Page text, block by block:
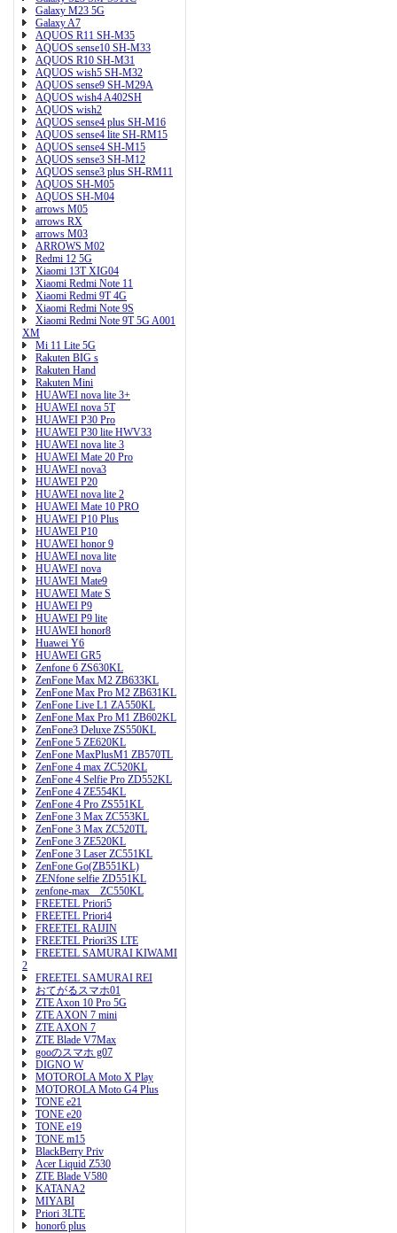
Galaxy M23 5G
Galaxy A7
AQUOS R11 SH-M35
AQUOS sense10 SH-M33
AQUOS R10 SH-M31
AQUOS wish5 SH-M32
AQUOS sense9 SH-M29A
AQUOS wish4 A402SH
AQUOS wish2
AQUOS sense4 plus SH-M16
AQUOS sense4 lite SH-RM15
AQUOS sense4 SH-M15
AQUOS sense3 SH-M12
AQUOS sense3 plus SH-RM11
AQUOS SH-M05
AQUOS SH-M04
arrows M05
arrows RX
arrows M03
ARROWS M02
Redmi 12 5G
Xiaomi 13T XIG04
Xiaomi Redmi Note 11
Xiaomi Redmi 9T 4G
Xiaomi Redmi Note 9S
Xiaomi Redmi Note 9T 5G A001
XM
Mi 11 Lite 5G
Rakuten BIG s
Rakuten Hand
Rakuten Mini
HUAWEI nova lite 3+
HUAWEI nova 5T
HUAWEI P30 Pro
HUAWEI P30 lite HWV33
HUAWEI nova lite 3
HUAWEI Mate 20 Pro
HUAWEI nova3
HUAWEI P20
HUAWEI nova lite 2
HUAWEI Mate 10 PRO
HUAWEI P10 Plus
HUAWEI P10
HUAWEI honor 9
HUAWEI nova lite
HUAWEI nova
HUAWEI Mate9
HUAWEI Mate S
HUAWEI P9
HUAWEI P9 lite
HUAWEI honor8
Huawei Y6
HUAWEI GR5
Zenfone 6 ZS630KL
ZenFone Max M2 ZB633KL
ZenFone Max Pro M2 ZB631KL
ZenFone Live L1 ZA550KL
ZenFone Max Pro M1 ZB602KL
ZenFone3 Deluxe ZS550KL
ZenFone 5 ZE620KL
ZenFone MaxPlusM1 ZB570TL
ZenFone 4 max ZC520KL
ZenFone 4 Selfie Pro ZD552KL
ZenFone 4 ZE554KL
ZenFone 4 Pro ZS551KL
ZenFone 3 Max ZC553KL
ZenFone 3 Max ZC520TL
ZenFone 3 ZE520KL
ZenFone 3 Laser ZC551KL
ZenFone Go(ZB551KL)
ZENfone selfie ZD551KL
zenfone-max ZC550KL
FREETEL Priori5
FREETEL Priori4
FREETEL RAIJIN
FREETEL Priori3S LTE
FREETEL SAMURAI KIWAMI
2
FREETEL SAMURAI REI
おてがるスマホ01
ZTE Axon 10 Pro 5G
ZTE AXON 7 mini
ZTE AXON 7
ZTE Blade V7Max
gooのスマホ g07
DIGNO W
MOTOROLA Moto X Play
MOTOROLA Moto G4 Plus
TONE e21
TONE e20
TONE e19
TONE m15
BlackBerry Priv
Acer Liquid Z530
ZTE Blade V580
KATANA2
MIYABI
Priori 3LTE
honor6 plus